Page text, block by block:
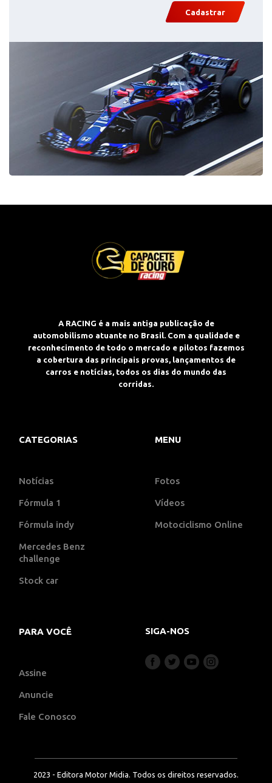
Cadastrar
A RACING é a mais antiga publicação de
automobilismo atuante no Brasil. Com a qualidade e
reconhecimento de todo o mercado e pilotos fazemos
a cobertura das principais provas, lançamentos de
carros e notícias, todos os dias do mundo das
corridas.
CATEGORIAS
Notícias
Fórmula 1
Fórmula indy
Mercedes Benz
challenge
Stock car
MENU
Fotos
Vídeos
Motociclismo Online
PARA VOCÊ
Assine
Anuncie
Fale Conosco
SIGA-NOS
2023 - Editora Motor Midia. Todos os direitos reservados.